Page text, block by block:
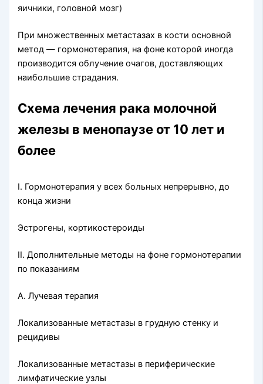
яичники, го­ловной мозг)
При множественных метастазах в кости основной
метод — гормо­нотерапия, на фоне которой иногда
производится облучение очагов, доставляющих
наибольшие страдания.
Схема лечения рака молочной
железы в менопаузе от 10 лет и
более
I. Гормонотерапия у всех больных непрерывно, до
конца жизни
Эстрогены, кортикостероиды
II. Дополнительные методы на фоне гормонотерапии
по показаниям
А. Лучевая терапия
Локализованные метастазы в грудную стенку и
рецидивы
Локализованные метастазы в периферические
лимфатические узлы